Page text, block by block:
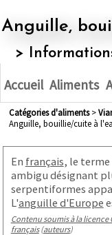
Anguille,
>
Accueil Aliments
Catégories d'aliments>
Anguille, bouillie/cuite à
En français, le terme
ambigu désignant
serpentiformes
L'anguille d'Europe
Contenu soumis à la licence
français(auteurs)